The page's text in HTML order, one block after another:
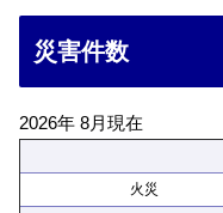
災害件数
2026年 8月現在
火災